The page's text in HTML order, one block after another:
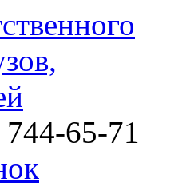
65-71